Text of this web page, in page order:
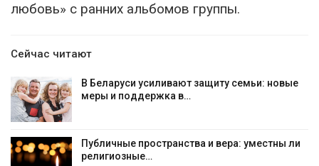
любовь» с ранних альбомов группы.
Сейчас читают
В Беларуси усиливают защиту семьи: новые
меры и поддержка в…
Публичные пространства и вера: уместны ли
религиозные…